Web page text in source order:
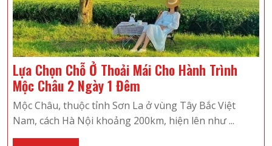
Lựa Chọn Chỗ Ở Thoải Mái Cho Hành Trình
Mộc Châu 2 Ngày 1 Đêm
Chọn
Chỗ
Mộc Châu, thuộc tỉnh Sơn La ở vùng Tây Bắc Việt
Nam, cách Hà Nội khoảng 200km, hiện lên như ...